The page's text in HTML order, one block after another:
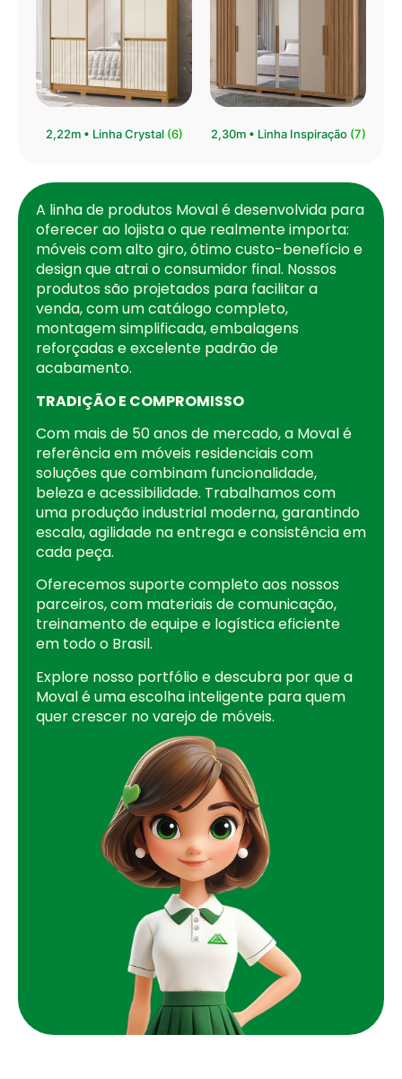
2,22m • Linha Crystal (6) 2,30m • Linha Inspiração (7)
A linha de produtos Moval é desenvolvida para
oferecer ao lojista o que realmente importa:
móveis com alto giro, ótimo custo-benefício e
design que atrai o consumidor final. Nossos
produtos são projetados para facilitar a
venda, com um catálogo completo,
montagem simplificada, embalagens
reforçadas e excelente padrão de
acabamento.
TRADIÇÃO E COMPROMISSO
Com mais de 50 anos de mercado, a Moval é
referência em móveis residenciais com
soluções que combinam funcionalidade,
beleza e acessibilidade. Trabalhamos com
uma produção industrial moderna, garantindo
escala, agilidade na entrega e consistência em
cada peça.
Oferecemos suporte completo aos nossos
parceiros, com materiais de comunicação,
treinamento de equipe e logística eficiente
em todo o Brasil.
Explore nosso portfólio e descubra por que a
Moval é uma escolha inteligente para quem
quer crescer no varejo de móveis.